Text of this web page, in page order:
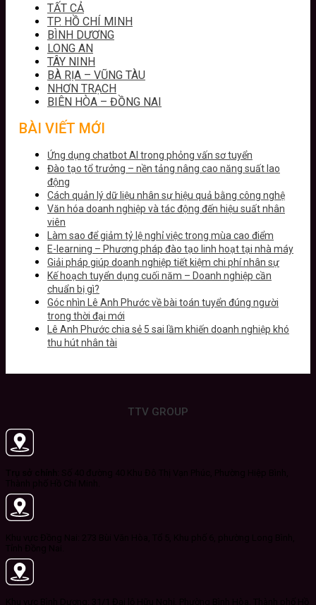
TẤT CẢ
TP. HỒ CHÍ MINH
BÌNH DƯƠNG
LONG AN
TÂY NINH
BÀ RỊA – VŨNG TÀU
NHƠN TRẠCH
BIÊN HÒA – ĐỒNG NAI
BÀI VIẾT MỚI
Ứng dụng chatbot AI trong phỏng vấn sơ tuyển
Đào tạo tổ trưởng – nền tảng nâng cao năng suất lao
động
Cách quản lý dữ liệu nhân sự hiệu quả bằng công nghệ
Văn hóa doanh nghiệp và tác động đến hiệu suất nhân
viên
Làm sao để giảm tỷ lệ nghỉ việc trong mùa cao điểm
E-learning – Phương pháp đào tạo linh hoạt tại nhà máy
Giải pháp giúp doanh nghiệp tiết kiệm chi phí nhân sự
Kế hoạch tuyển dụng cuối năm – Doanh nghiệp cần
chuẩn bị gì?
Góc nhìn Lê Anh Phước về bài toán tuyển đúng người
trong thời đại mới
Lê Anh Phước chia sẻ 5 sai lầm khiến doanh nghiệp khó
thu hút nhân tài
TTV GROUP